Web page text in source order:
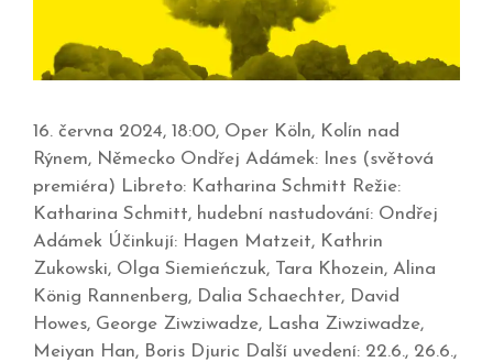
16. června 2024, 18:00, Oper Köln, Kolín nad
Rýnem, Německo Ondřej Adámek: Ines (světová
premiéra) Libreto: Katharina Schmitt Režie:
Katharina Schmitt, hudební nastudování: Ondřej
Adámek Účinkují: Hagen Matzeit, Kathrin
Zukowski, Olga Siemieńczuk, Tara Khozein, Alina
König Rannenberg, Dalia Schaechter, David
Howes, George Ziwziwadze, Lasha Ziwziwadze,
Meiyan Han, Boris Djuric Další uvedení: 22.6., 26.6.,